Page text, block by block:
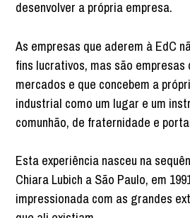
desenvolver a própria empresa.
As empresas que aderem à EdC
fins lucrativos, mas são empresas
mercados e que concebem a
industrial como um lugar e um
comunhão, de fraternidade e
Esta experiência nasceu na
Chiara Lubich a São Paulo, em
impressionada com as grandes